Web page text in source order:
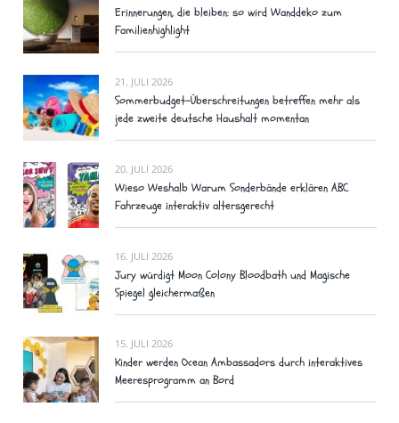
Erinnerungen, die bleiben: so wird Wanddeko zum
Familienhighlight
21. JULI 2026
Sommerbudget-Überschreitungen betreffen mehr als
jede zweite deutsche Haushalt momentan
20. JULI 2026
Wieso Weshalb Warum Sonderbände erklären ABC
Fahrzeuge interaktiv altersgerecht
16. JULI 2026
Jury würdigt Moon Colony Bloodbath und Magische
Spiegel gleichermaßen
15. JULI 2026
Kinder werden Ocean Ambassadors durch interaktives
Meeresprogramm an Bord